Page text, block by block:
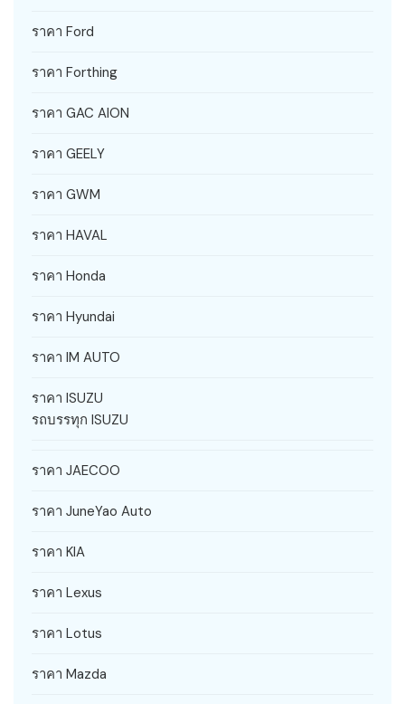
ราคา Ford
ราคา Forthing
ราคา GAC AION
ราคา GEELY
ราคา GWM
ราคา HAVAL
ราคา Honda
ราคา Hyundai
ราคา IM AUTO
ราคา ISUZU
รถบรรทุก ISUZU
ราคา JAECOO
ราคา JuneYao Auto
ราคา KIA
ราคา Lexus
ราคา Lotus
ราคา Mazda